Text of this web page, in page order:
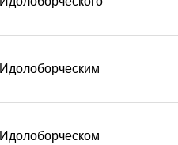
Идолоборческим
Идолоборческом